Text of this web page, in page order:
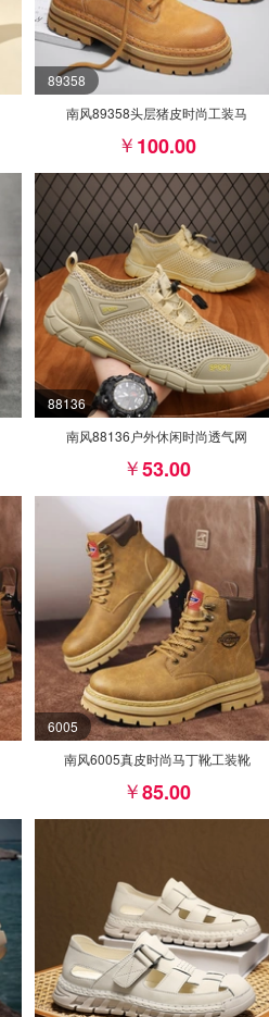
89358
南风89358头层猪皮时尚工装马
100.00
88136
南风88136户外休闲时尚透气网
53.00
6005
南风6005真皮时尚马丁靴工装靴
85.00